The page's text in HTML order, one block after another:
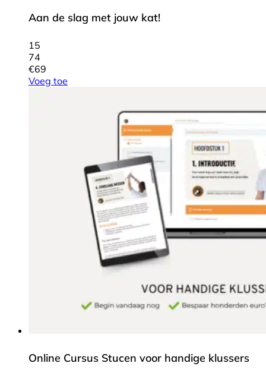
Aan de slag met jouw kat!
15
74
€69
Voeg toe
Online Cursus Stucen voor handige klussers